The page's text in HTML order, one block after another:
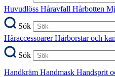
Huvudlöss Håravfall Hårbotten
Sök
HåraccessoarerHårborstar och
Sök
Handkräm Handmask Handsprit